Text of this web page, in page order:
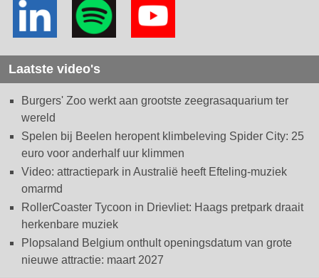
Laatste video's
Burgers' Zoo werkt aan grootste zeegrasaquarium ter
wereld
Spelen bij Beelen heropent klimbeleving Spider City: 25
euro voor anderhalf uur klimmen
Video: attractiepark in Australië heeft Efteling-muziek
omarmd
RollerCoaster Tycoon in Drievliet: Haags pretpark draait
herkenbare muziek
Plopsaland Belgium onthult openingsdatum van grote
nieuwe attractie: maart 2027